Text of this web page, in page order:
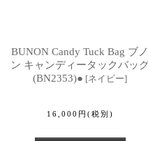
BUNON Candy Tuck Bag ブノ
ン キャンディータックバッ
(BN2353)● [ネイビー]
16,000 円 (税別)